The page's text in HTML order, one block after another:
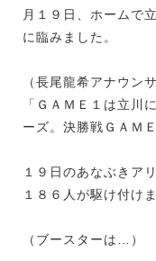
月１９日、ホームで
に臨みました。
（長尾龍希アナウンサ
「ＧＡＭＥ１は立川
ーズ。決勝戦ＧＡＭ
１９日のあなぶきア
１８６人が駆け付けま
（ブースターは…）